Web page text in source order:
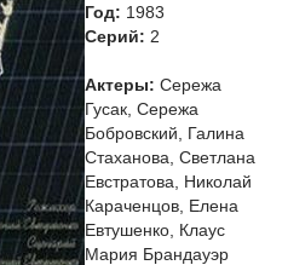
Год: 1983
Cерий: 2
Актеры: Сережа
Гусак, Сережа
Бобровский, Галина
Стаханова, Светлана
Евстратова, Николай
Караченцов, Елена
Евтушенко, Клаус
Мария Брандауэр